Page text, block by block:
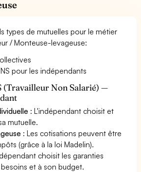
types de mutuelles pour le métier
/ Monteuse-levageuse:
pour les indépendants
(Travailleur Non Salarié) —
: L'indépendant choisit et
mutuelle.
: Les cotisations peuvent être
(grâce à la loi Madelin).
choisit les garanties
et à son budget.